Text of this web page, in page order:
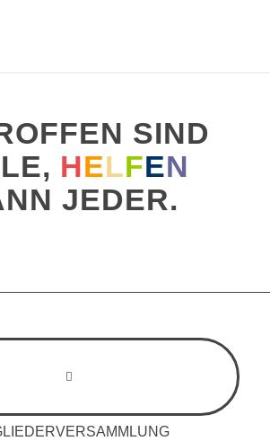
SIND
HELFEN
JEDER.